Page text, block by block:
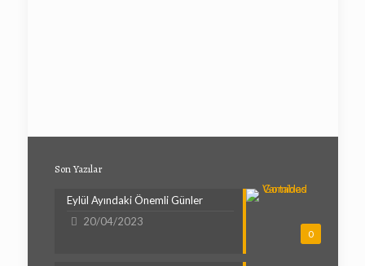
Son Yazılar
0
Eylül Ayındaki Önemli Günler
20/04/2023